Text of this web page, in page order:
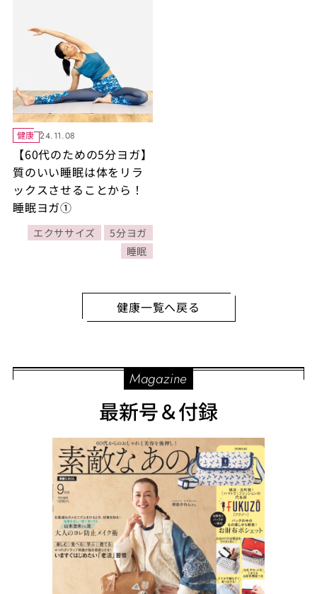
健康 24.11.08
【60代のための5分ヨガ】
質のいい睡眠は体をリラ
ックスさせることから！
睡眠ヨガ①
エクササイズ
5分ヨガ
睡眠
健康一覧へ戻る
Magazine
最新号＆付録